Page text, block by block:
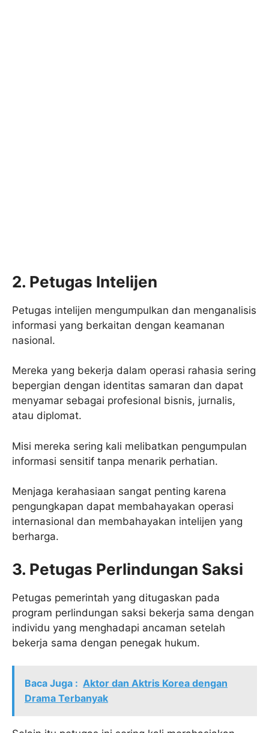
2. Petugas Intelijen
Petugas intelijen mengumpulkan dan menganalisis
informasi yang berkaitan dengan keamanan
nasional.
Mereka yang bekerja dalam operasi rahasia sering
bepergian dengan identitas samaran dan dapat
menyamar sebagai profesional bisnis, jurnalis,
atau diplomat.
Misi mereka sering kali melibatkan pengumpulan
informasi sensitif tanpa menarik perhatian.
Menjaga kerahasiaan sangat penting karena
pengungkapan dapat membahayakan operasi
internasional dan membahayakan intelijen yang
berharga.
3. Petugas Perlindungan Saksi
Petugas pemerintah yang ditugaskan pada
program perlindungan saksi bekerja sama dengan
individu yang menghadapi ancaman setelah
bekerja sama dengan penegak hukum.
Baca Juga : Aktor dan Aktris Korea dengan
Drama Terbanyak